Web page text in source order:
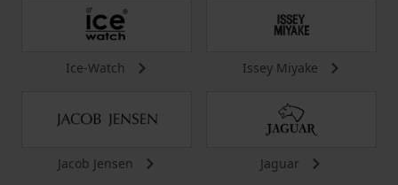
Ice-Watch Issey Miyake
Jacob Jensen Jaguar